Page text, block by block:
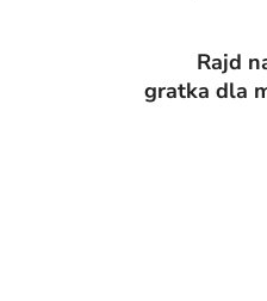
Rajd
gratka dla